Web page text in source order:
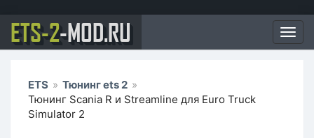
ETS-2-MOD.RU
ETS » Тюнинг ets 2 »
Тюнинг Scania R и Streamline для Euro Truck
Simulator 2